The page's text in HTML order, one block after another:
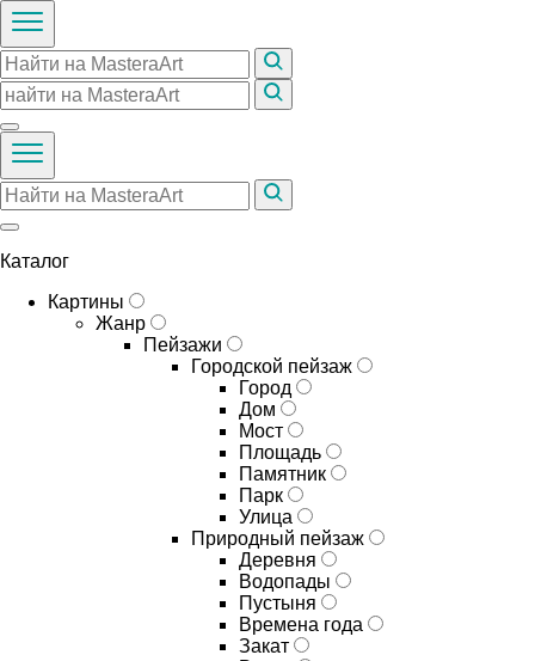
Каталог
Картины
Жанр
Пейзажи
Городской пейзаж
Город
Дом
Мост
Площадь
Памятник
Парк
Улица
Природный пейзаж
Деревня
Водопады
Пустыня
Времена года
Закат